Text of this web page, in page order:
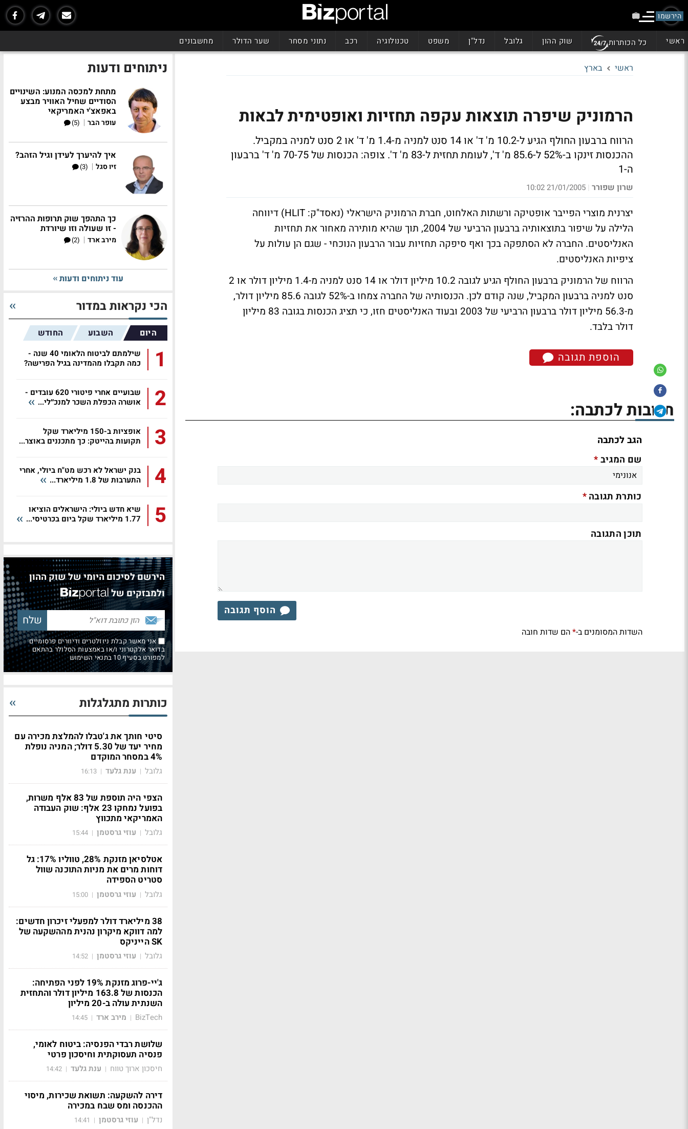
הירשמו
ראשי כל הכותרות שוק ההון גלובל נדל"ן משפט טכנולוגיה רכב נתוני מסחר שער הדולר מחשבונים
ראשי בארץ
הרמוניק שיפרה תוצאות עקפה תחזיות ואופטימית לבאות
הרווח ברבעון החולף הגיע ל-10.2 מ' ד' או 14 סנט למניה מ-1.4 מ' ד' או 2 סנט למניה במקביל.
ההכנסות זינקו ב-52% ל-85.6 מ' ד', לעומת תחזית ל-83 מ' ד'. צופה: הכנסות של 70-75 מ' ד' ברבעון
ה-1
שרון שפורר |
21/01/2005 10:02
יצרנית מוצרי הפייבר אופטיקה ורשתות האלחוט, חברת הרמוניק הישראלי (נאסד"ק: HLIT) דיווחה
הלילה על שיפור בתוצאותיה ברבעון הרביעי של 2004, תוך שהיא מותירה מאחור את תחזיות
האנליסטים. החברה לא הסתפקה בכך ואף סיפקה תחזיות עבור הרבעון הנוכחי - שגם הן עולות על
ציפיות האנליסטים.
הרווח של הרמוניק ברבעון החולף הגיע לגובה 10.2 מיליון דולר או 14 סנט למניה מ-1.4 מיליון דולר או 2
סנט למניה ברבעון המקביל, שנה קודם לכן. הכנסותיה של החברה צמחו ב-52% לגובה 85.6 מיליון דולר,
מ-56.3 מיליון דולר ברבעון הרביעי של 2003 ובעוד האנליסטים חזו, כי תציג הכנסות בגובה 83 מיליון
דולר בלבד.
הוספת תגובה
תגובות לכתבה:
הגב לכתבה
שם המגיב*
כותרת תגובה*
תוכן התגובה
הוסף תגובה
השדות המסומנים ב-*הם שדות חובה
ניתוחים ודעות
מתחת למכסה המנוע: השינויים
הסודיים שחיל האוויר מבצע
באפאצ'י האמריקאי
עופר הבר |
(5)
איך להיערך לעידן וגיל הזהב?
זיו סגל |
(3)
כך התהפך שוק תרופות ההרזיה
- זו שעולה וזו שיורדת
מירב ארד |
(2)
עוד ניתוחים ודעות
הכי נקראות במדור
היום השבוע החודש
1
שילמתם לביטוח הלאומי 40 שנה -
כמה תקבלו מהמדינה בגיל הפרישה?
2
שבועיים אחרי פיטורי 620 עובדים -
אושרה הכפלת השכר למנכ״לי...
3
אופציות ב-150 מיליארד שקל
תקועות בהייטק: כך מתכננים באוצר...
4
בנק ישראל לא רכש מט"ח ביולי, אחרי
התערבות של 1.8 מיליארד...
5
שיא חדש ביולי: הישראלים הוציאו
1.77 מיליארד שקל ביום בכרטיסי...
הירשם לסיכום היומי של שוק ההון
ולמבזקים של
אני מאשר קבלת ניוזלטרים ודיוורים פרסומיים
בדואר אלקטרוני ו/או באמצעות הסלולר בהתאם
למפורט בסעיף 10 בתנאי השימוש
כותרות מתגלגלות
סיטי חותך את ג'טבלו להמלצת מכירה עם
מחיר יעד של 5.30 דולר; המניה נופלת
4% במסחר המוקדם
גלובל | ענת גלעד |
16:13
הצפי היה תוספת של 83 אלף משרות,
בפועל נמחקו 23 אלף: שוק העבודה
האמריקאי מתכווץ
גלובל | עוזי גרסטמן |
15:44
אטלסיאן מזנקת 28%, טווליו 17%: גל
דוחות מרים את מניות התוכנה שוול
סטריט הספידה
גלובל | עוזי גרסטמן |
15:00
38 מיליארד דולר למפעלי זיכרון חדשים:
למה דווקא מיקרון נהנית מההשקעה של
SK הייניקס
גלובל | עוזי גרסטמן |
14:52
ג'יי-פרוג מזנקת 19% לפני הפתיחה:
הכנסות של 163.8 מיליון דולר והתחזית
השנתית עולה ב-20 מיליון
BizTech
| מירב ארד |
14:45
שלושת רבדי הפנסיה: ביטוח לאומי,
פנסיה תעסוקתית וחיסכון פרטי
חיסכון ארוך טווח | ענת גלעד |
14:42
דירה להשקעה: תשואת שכירות, מיסוי
ההכנסה ומס שבח במכירה
נדל"ן | עוזי גרסטמן |
14:41